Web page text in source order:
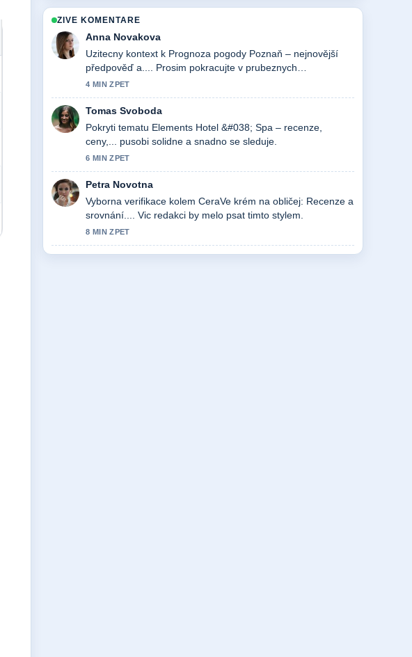
ZIVE KOMENTARE
Anna Novakova
Uzitecny kontext k Prognoza pogody Poznaň – nejnovější
předpověď a.... Prosim pokracujte v prubeznych
aktualizacich.
4 MIN ZPET
Tomas Svoboda
Pokryti tematu Elements Hotel &#038; Spa – recenze,
ceny,... pusobi solidne a snadno se sleduje.
6 MIN ZPET
Petra Novotna
Vyborna verifikace kolem CeraVe krém na obličej: Recenze a
srovnání.... Vic redakci by melo psat timto stylem.
8 MIN ZPET